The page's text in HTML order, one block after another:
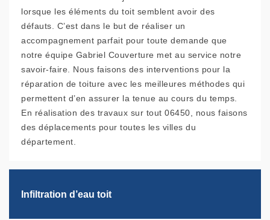
lorsque les éléments du toit semblent avoir des
défauts. C’est dans le but de réaliser un
accompagnement parfait pour toute demande que
notre équipe Gabriel Couverture met au service notre
savoir-faire. Nous faisons des interventions pour la
réparation de toiture avec les meilleures méthodes qui
permettent d’en assurer la tenue au cours du temps.
En réalisation des travaux sur tout 06450, nous faisons
des déplacements pour toutes les villes du
département.
Infiltration d’eau toit